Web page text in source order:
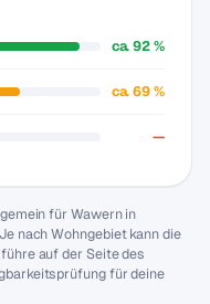
ca. 92 %
ca. 69 %
—
für Wawern in
nach Wohngebiet kann die
auf der Seite des
für deine